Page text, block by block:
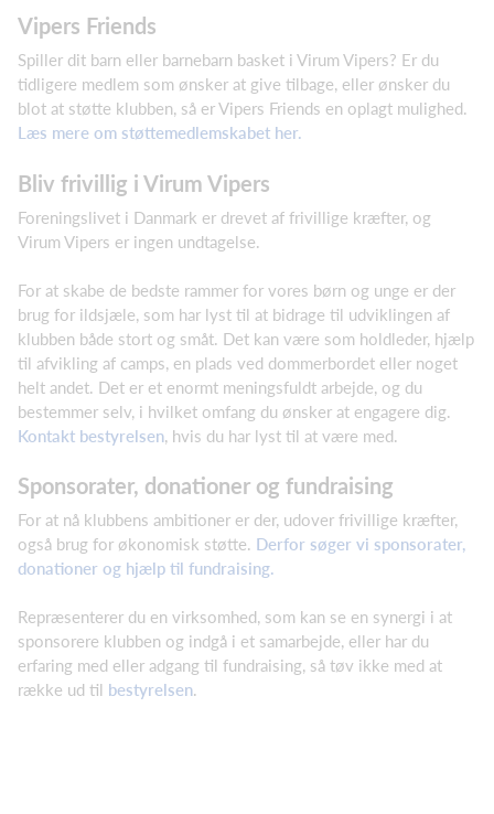
Vipers Friends
Spiller dit barn eller barnebarn basket i Virum Vipers? Er du
tidligere medlem som ønsker at give tilbage, eller ønsker du
blot at støtte klubben, så er Vipers Friends en oplagt mulighed.
Læs mere om støttemedlemskabet her.
Bliv frivillig i Virum Vipers
Foreningslivet i Danmark er drevet af frivillige kræfter, og
Virum Vipers er ingen undtagelse.
For at skabe de bedste rammer for vores børn og unge er der
brug for ildsjæle, som har lyst til at bidrage til udviklingen af
klubben både stort og småt. Det kan være som holdleder, hjælp
til afvikling af camps, en plads ved dommerbordet eller noget
helt andet. Det er et enormt meningsfuldt arbejde, og du
bestemmer selv, i hvilket omfang du ønsker at engagere dig.
Kontakt bestyrelsen, hvis du har lyst til at være med.
Sponsorater, donationer og fundraising
For at nå klubbens ambitioner er der, udover frivillige kræfter,
også brug for økonomisk støtte. Derfor søger vi sponsorater,
donationer og hjælp til fundraising.
Repræsenterer du en virksomhed, som kan se en synergi i at
sponsorere klubben og indgå i et samarbejde, eller har du
erfaring med eller adgang til fundraising, så tøv ikke med at
række ud til bestyrelsen.